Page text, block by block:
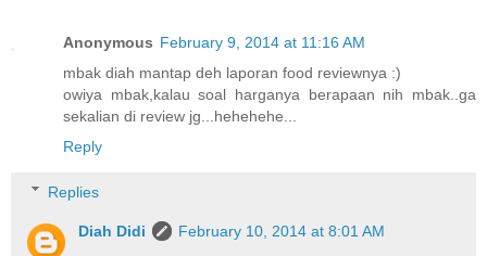
Anonymous February 9, 2014 at 11:16 AM
mbak diah mantap deh laporan food reviewnya :)
owiya mbak,kalau soal harganya berapaan nih mbak..ga
sekalian di review jg...hehehehe...
Reply
Replies
Diah Didi
February 10, 2014 at 8:01 AM